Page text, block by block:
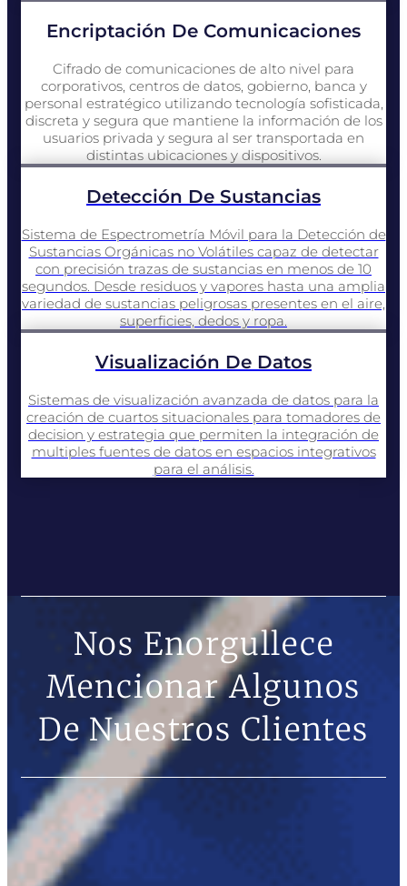
Encriptación De Comunicaciones
Cifrado de comunicaciones de alto nivel para
corporativos, centros de datos, gobierno, banca y
personal estratégico utilizando tecnología sofisticada,
discreta y segura que mantiene la información de los
usuarios privada y segura al ser transportada en
distintas ubicaciones y dispositivos.
Detección De Sustancias
Sistema de Espectrometría Móvil para la Detección de
Sustancias Orgánicas no Volátiles capaz de detectar
con precisión trazas de sustancias en menos de 10
segundos. Desde residuos y vapores hasta una amplia
variedad de sustancias peligrosas presentes en el aire,
superficies, dedos y ropa.
Visualización De Datos
Sistemas de visualización avanzada de datos para la
creación de cuartos situacionales para tomadores de
decision y estrategia que permiten la integración de
multiples fuentes de datos en espacios integrativos
para el análisis.
Nos Enorgullece
Mencionar Algunos
De Nuestros Clientes